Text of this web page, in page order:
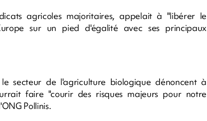
agricoles majoritaires, appelait à "libérer le
sur un pied d'égalité avec ses principaux
secteur de l'agriculture biologique dénoncent à
faire "courir des risques majeurs pour notre
Pollinis.